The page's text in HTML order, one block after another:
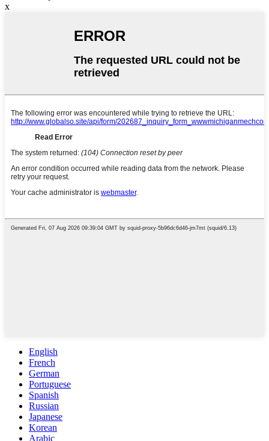
x
English
French
German
Portuguese
Spanish
Russian
Japanese
Korean
Arabic